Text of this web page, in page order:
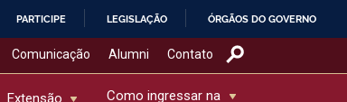
PARTICIPE LEGISLAÇÃO ÓRGÃOS DO GOVERNO
Comunicação Alumni Contato
Extensão
Como ingressar na